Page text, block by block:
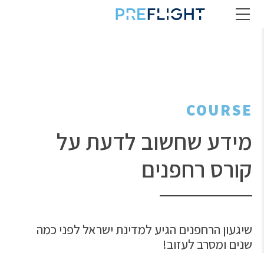
COURSE
מידע שחשוב לדעת על
קורס רחפנים
שיגעון הרחפנים הגיע למדינת ישראל לפני כמה
שנים ומסרב לעזוב!